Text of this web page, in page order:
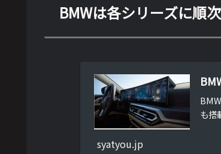
BMWは各シリーズに順
も搭
syatyou.jp